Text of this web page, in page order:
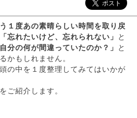
う１度あの素晴らしい時間を取り戻
「忘れたいけど、忘れられない」
と
自分の何が間違っていたのか？」
と
かもしれません。
の中を１度整理してみてはいかが
をご紹介します。